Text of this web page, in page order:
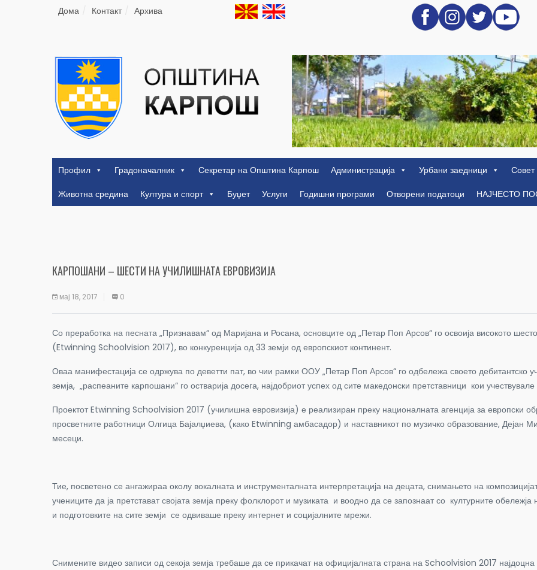
Дома Контакт Архива
Профил Градоначалник Секретар на Општина Карпош Администрација Урбани заедници
Совет
Животна средина
Култура и спорт Буџет Услуги Годишни програми Отворени податоци НАЈЧЕСТО
КАРПОШАНИ – ШЕСТИ НА УЧИЛИШНАТА ЕВРОВИЗИЈА
мај 18, 2017 0
Со преработка на песната „Признавам“ од Маријана и Росана, основците од „Петар Поп Арсов“ го освоија високото
(Etwinning Schoolvision 2017), во конкуренција од 33 земји од европскиот континент.
Оваа манифестација се одржува по деветти пат, во чии рамки ООУ „Петар Поп Арсов“ го одбележа своето дебитантско
земја, „распеаните карпошани“ го остварија досега, најдобриот успех од сите македонски претставници кои
Проектот Etwinning Schoolvision 2017 (училишна евровизија) е реализиран преку националната агенција за европски
просветните работници Олгица Бајалџиева, (како Etwinning амбасадор) и наставникот по музичко образование, Дејан
месеци.
Тие, посветено се ангажираа околу вокалната и инструменталната интерпретација на децата, снимањето на
учениците да ја претстават својата земја преку фолклорот и музиката и воодно да се запознаат со културните
и подготовките на сите земји се одвиваше преку интернет и социјалните мрежи.
Снимените видео записи од секоја земја требаше да се прикачат на официјалната страна на Schoolvision 2017